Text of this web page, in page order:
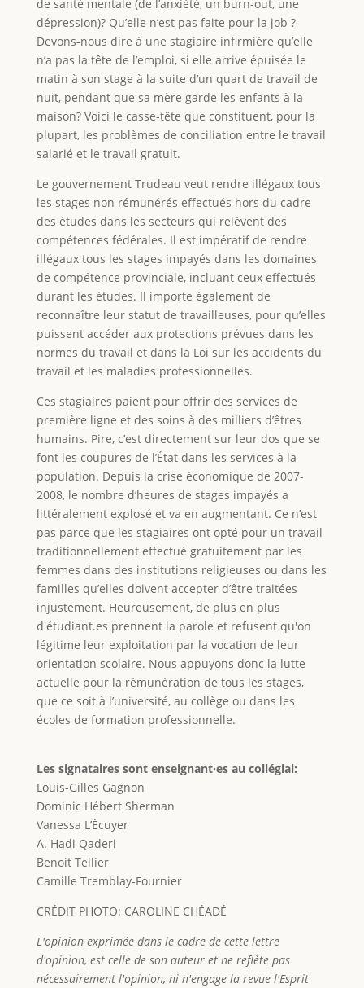
de santé mentale (de l’anxiété, un burn-out, une
dépression)? Qu’elle n’est pas faite pour la job ?
Devons-nous dire à une stagiaire infirmière qu’elle
n’a pas la tête de l’emploi, si elle arrive épuisée le
matin à son stage à la suite d’un quart de travail de
nuit, pendant que sa mère garde les enfants à la
maison? Voici le casse-tête que constituent, pour la
plupart, les problèmes de conciliation entre le travail
salarié et le travail gratuit.
Le gouvernement Trudeau veut rendre illégaux tous
les stages non rémunérés effectués hors du cadre
des études dans les secteurs qui relèvent des
compétences fédérales. Il est impératif de rendre
illégaux tous les stages impayés dans les domaines
de compétence provinciale, incluant ceux effectués
durant les études. Il importe également de
reconnaître leur statut de travailleuses, pour qu’elles
puissent accéder aux protections prévues dans les
normes du travail et dans la Loi sur les accidents du
travail et les maladies professionnelles.
Ces stagiaires paient pour offrir des services de
première ligne et des soins à des milliers d’êtres
humains. Pire, c’est directement sur leur dos que se
font les coupures de l’État dans les services à la
population. Depuis la crise économique de 2007-
2008, le nombre d’heures de stages impayés a
littéralement explosé et va en augmentant. Ce n’est
pas parce que les stagiaires ont opté pour un travail
traditionnellement effectué gratuitement par les
femmes dans des institutions religieuses ou dans les
familles qu’elles doivent accepter d’être traitées
injustement. Heureusement, de plus en plus
d'étudiant.es prennent la parole et refusent qu'on
légitime leur exploitation par la vocation de leur
orientation scolaire. Nous appuyons donc la lutte
actuelle pour la rémunération de tous les stages,
que ce soit à l’université, au collège ou dans les
écoles de formation professionnelle.
Les signataires sont enseignant·es au collégial:
Louis-Gilles Gagnon
Dominic Hébert Sherman
Vanessa L’Écuyer
A. Hadi Qaderi
Benoit Tellier
Camille Tremblay-Fournier
CRÉDIT PHOTO: CAROLINE CHÉADÉ
L'opinion exprimée dans le cadre de cette lettre
d'opinion, est celle de son auteur et ne reflète pas
nécessairement l'opinion, ni n'engage la revue l'Esprit